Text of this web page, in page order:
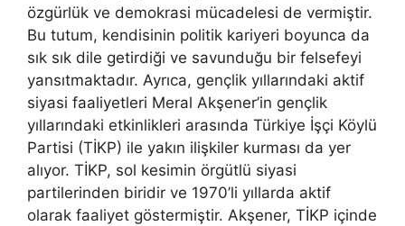
özgürlük ve demokrasi mücadelesi de vermiştir.
Bu tutum, kendisinin politik kariyeri boyunca da
sık sık dile getirdiği ve savunduğu bir felsefeyi
yansıtmaktadır. Ayrıca, gençlik yıllarındaki aktif
siyasi faaliyetleri Meral Akşener’in gençlik
yıllarındaki etkinlikleri arasında Türkiye İşçi Köylü
Partisi (TİKP) ile yakın ilişkiler kurması da yer
alıyor. TİKP, sol kesimin örgütlü siyasi
partilerinden biridir ve 1970’li yıllarda aktif
olarak faaliyet göstermiştir. Akşener, TİKP içinde